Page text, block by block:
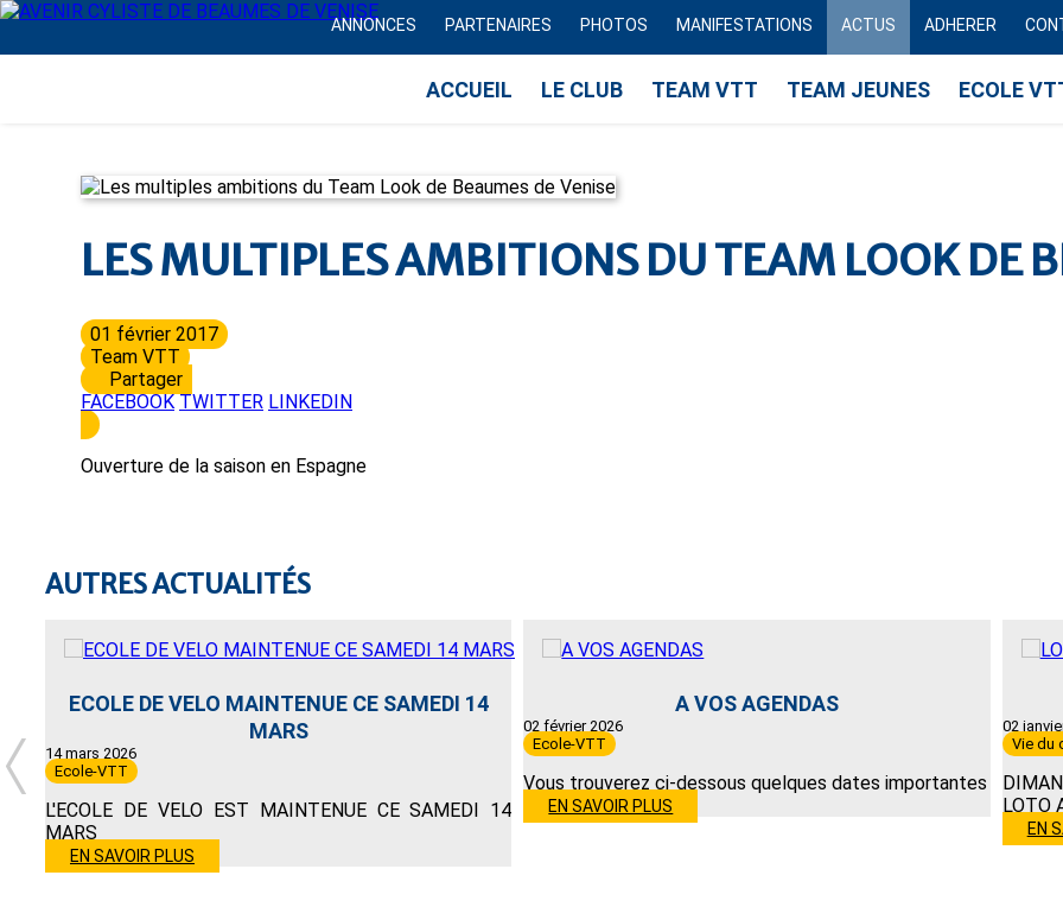
ANNONCES PARTENAIRES PHOTOS MANIFESTATIONS ACTUS ADHERER
ACCUEIL LE CLUB TEAM VTT TEAM JEUNES ECOLE
LES MULTIPLES AMBITIONS DU TEAM LOOK DE
01 février 2017
Team VTT
Partager
FACEBOOK TWITTER LINKEDIN
Ouverture de la saison en Espagne
AUTRES ACTUALITÉS
ECOLE DE VELO MAINTENUE CE SAMEDI 14
MARS
14 mars 2026
Ecole-VTT
L'ECOLE DE VELO EST MAINTENUE CE SAMEDI 14
MARS
EN SAVOIR PLUS
A VOS AGENDAS
02 février 2026
Ecole-VTT
Vous trouverez ci-dessous quelques dates importantes
EN SAVOIR PLUS
02
Vie du
LOTO
EN